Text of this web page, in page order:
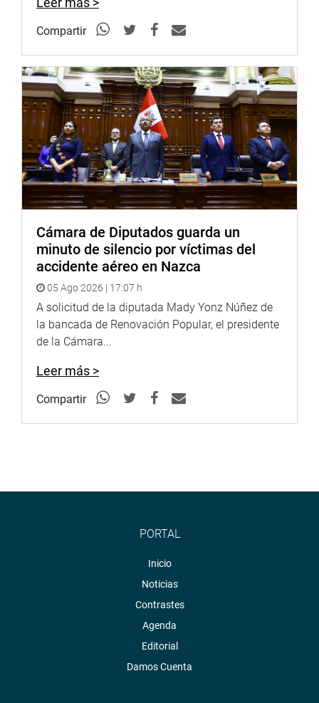
trabajando para erradicar la trata de personas y anunció
que realizará eventos para sensibilizar y luchar contra
(FAA)
PRENSA CONGRESO
Puede encontrar más información en nuestra página web
y redes sociales.
http://www.congreso.gob.pe/
Facebook:
https://www.facebook.com/congresodelarepublicadelperu?
fref=ts
Twitter:
https://twitter.com/congresoperu
https://twitter.com/congresoperu>
Youtube:http://www.youtube.com/congresoperu
http://www.youtube.com/congresoperu
Soundcloud: https://soundcloud.com/radiocongreso
https://soundcloud.com/radiocongreso>
Sistema de Archivo Fotográfico (SAF):
http://www4.congreso.gob.pe/fotografia.asp
Compartir
Cámara de Diputados guarda un
minuto de silencio por víctimas del
accidente aéreo en Nazca
05 Ago 2026 | 17:07 h
A solicitud de la diputada Mady Yonz Núñez de
la bancada de Renovación Popular, el presidente
de la Cámara...
Leer más >
Compartir
PORTAL
Inicio
Noticias
Contrastes
Agenda
Editorial
Damos Cuenta